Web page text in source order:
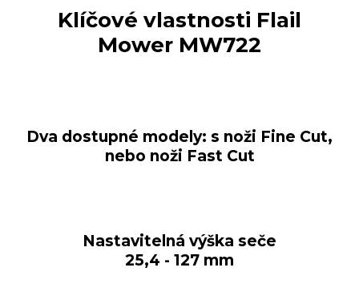
Klíčové vlastnosti Flail
Mower MW722
Dva dostupné modely: s noži Fine Cut,
nebo noži Fast Cut
Nastavitelná výška seče
25,4 - 127 mm